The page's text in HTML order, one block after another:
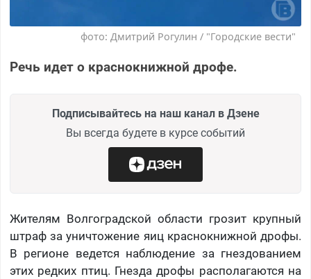
фото: Дмитрий Рогулин / "Городские вести"
Речь идет о краснокнижной дрофе.
Подписывайтесь на наш канал в Дзене
Вы всегда будете в курсе событий
Жителям Волгоградской области грозит крупный
штраф за уничтожение яиц краснокнижной дрофы.
В регионе ведется наблюдение за гнездованием
этих редких птиц. Гнезда дрофы располагаются на